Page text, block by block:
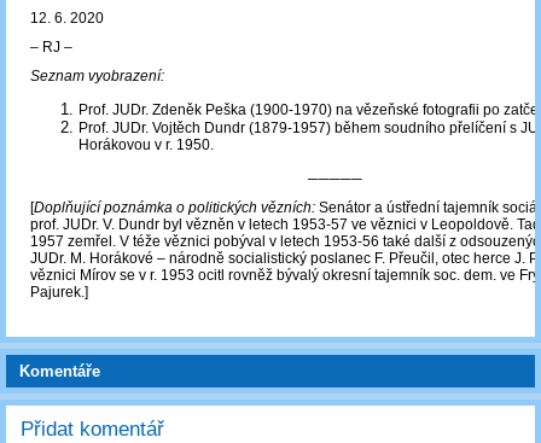
12. 6. 2020
‒ RJ ‒
Seznam vyobrazení:
Prof. JUDr. Zdeněk Peška (1900-1970) na vězeňské fotografii po
Prof. JUDr. Vojtěch Dundr (1879-1957) během soudního přelíčení s
Horákovou v r. 1950.
─────
[Doplňující poznámka o politických vězních: Senátor a ústřední tajemník
prof. JUDr. V. Dundr byl vězněn v letech 1953-57 ve věznici v Leopoldově.
1957 zemřel. V téže věznici pobýval v letech 1953-56 také další z
JUDr. M. Horákové – národně socialistický poslanec F. Přeučil, otec herce J.
věznici Mírov se v r. 1953 ocitl rovněž bývalý okresní tajemník soc. dem. ve
Pajurek.]
Komentáře
Přidat komentář